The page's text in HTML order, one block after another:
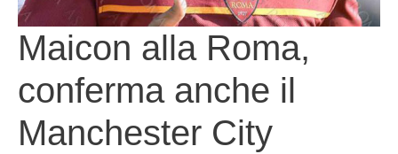
Maicon alla Roma,
conferma anche il
Manchester City